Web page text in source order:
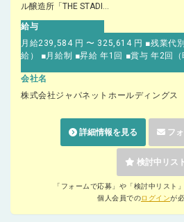
ル醸造所「THE STADI...
給与
月給239,584 円 〜 325,614 円 ■残業代
給） ■月給制 ■昇給 年1回 ■賞与 年2回（
会社名
株式会社ジャパネットホールディングス
詳細情報を見る フ
検討中リス
「フォームで応募」や「検討中リスト
個人会員でのログインが